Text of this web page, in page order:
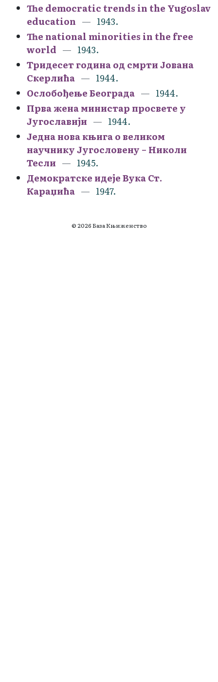
The democratic trends in the Yugoslav
education
1943.
The national minorities in the free
world
1943.
Тридесет година од смрти Јована
Скерлића
1944.
Ослобођење Београда
1944.
Прва жена министар просвете у
Југославији
1944.
Једна нова књига о великом
научнику Југословену – Николи
Тесли
1945.
Демократске идеје Вука Ст.
Караџића
1947.
© 2026 База Књиженство